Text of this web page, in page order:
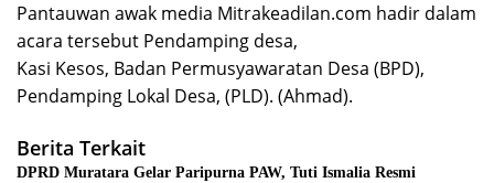
Pantauwan awak media Mitrakeadilan.com hadir dalam
acara tersebut Pendamping desa,
Kasi Kesos, Badan Permusyawaratan Desa (BPD),
Pendamping Lokal Desa, (PLD). (Ahmad).
Berita Terkait
DPRD Muratara Gelar Paripurna PAW, Tuti Ismalia Resmi